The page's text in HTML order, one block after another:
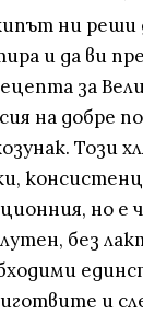
ни реши
и да ви
за
на добре
Този
но е
без
и